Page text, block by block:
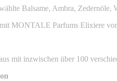
Balsame, Ambra, Zedernöle,
MONTALE Parfums Elixiere
mit inzwischen über 100